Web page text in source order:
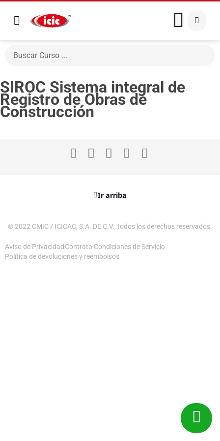
SIROC Sistema integral de
Registro de Obras de
Construcción
Ir arriba
© 2022 CMIC / ICICAC, S.A. DE C.V., todos los derechos reservados.
Aviso de Privacidad Contrato Condiciones de Servicio
Política de devoluciones y reembolsos